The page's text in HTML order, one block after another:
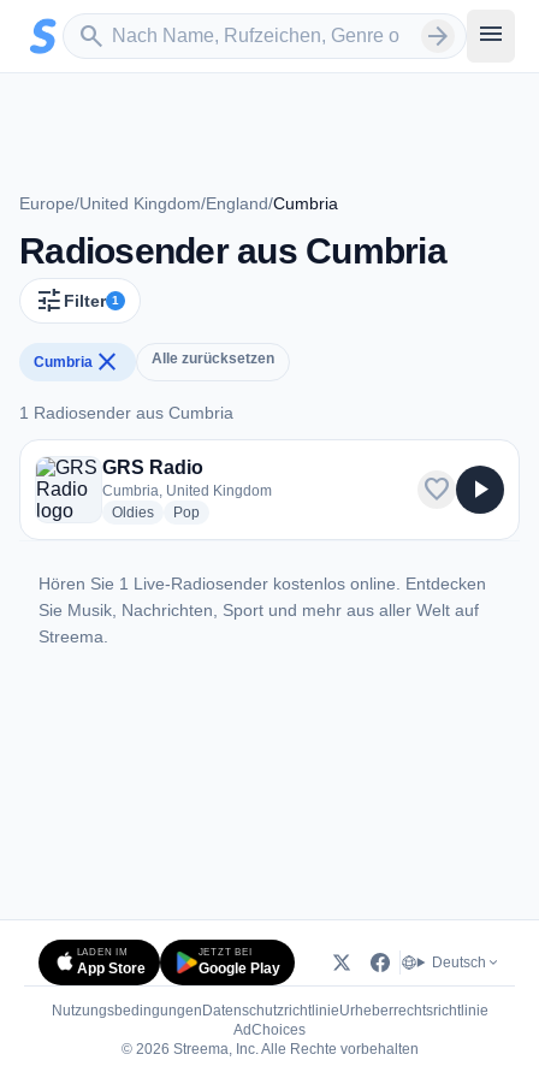
Zum Hauptinhalt springen
search
Sender suchen arrow_forward menu
Europe/United Kingdom/England/Cumbria
Radiosender aus Cumbria
tune Filter 1
Cumbria close Alle zurücksetzen
1 Radiosender aus Cumbria
1 Radiosender aus Cumbria
GRS Radio
Cumbria, United Kingdom
Oldiesradio stations
Popradio stations
favorite play_arrow
Hören Sie 1 Live-Radiosender kostenlos online. Entdecken
Sie Musik, Nachrichten, Sport und mehr aus aller Welt auf
Streema.
LADEN IM
App Store
JETZT BEI
Google Play Deutsch
Nutzungsbedingungen DatenschutzrichtlinieUrheberrechtsrichtlinie
AdChoices(öffnet in neuem Tab)
© 2026 Streema, Inc. Alle Rechte vorbehalten